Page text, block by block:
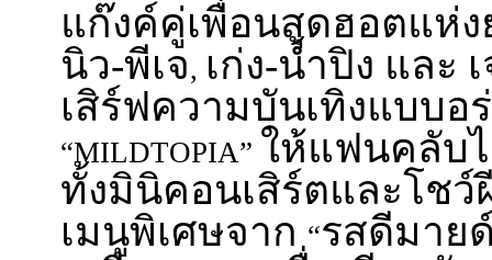
แก๊งค์คู่เพื่อนสุดฮอตแห่
นิว-พีเจ, เก่ง-น้ำปิง และ
เสิร์ฟความบันเทิงแบบอ
“MILDTOPIA” ให้แฟนคลับ
ทั้งมินิคอนเสิร์ตและโชว์
เมนูพิเศษจาก “รสดีมาย